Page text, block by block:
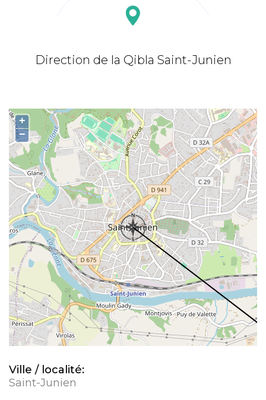
Direction de la Qibla Saint-Junien
+
−
Ville / localité:
Saint-Junien